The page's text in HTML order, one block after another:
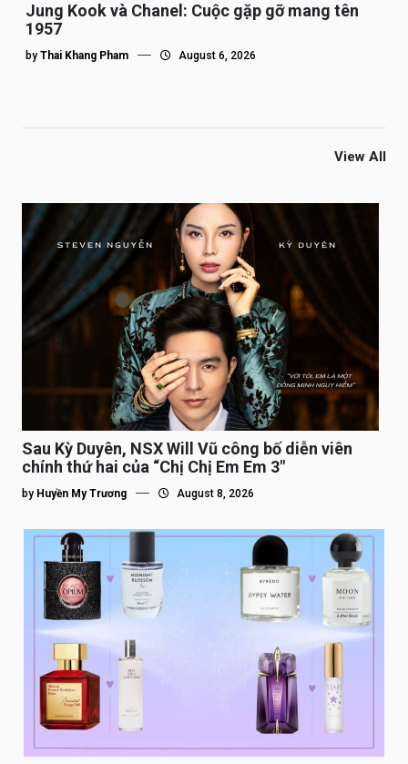
Jung Kook và Chanel: Cuộc gặp gỡ mang tên
1957
by Thai Khang Pham August 6, 2026
View All
Sau Kỳ Duyên, NSX Will Vũ công bố diễn viên
chính thứ hai của “Chị Chị Em Em 3″
by Huyền My Trương August 8, 2026